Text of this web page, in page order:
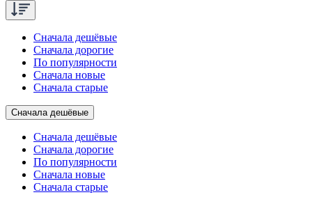
Сначала дешёвые
Сначала дорогие
По популярности
Сначала новые
Сначала старые
Сначала дешёвые
Сначала дешёвые
Сначала дорогие
По популярности
Сначала новые
Сначала старые